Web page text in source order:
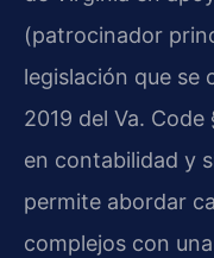
(patrocinador
legislación que se
2019 del Va.
en contabilidad y
permite abordar
complejos con